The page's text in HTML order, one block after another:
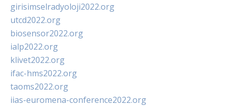
girisimselradyoloji2022.org
utcd2022.org
biosensor2022.org
ialp2022.org
klivet2022.org
ifac-hms2022.org
taoms2022.org
iias-euromena-conference2022.org